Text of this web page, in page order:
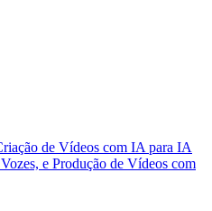
de Vídeos com IA para IA
e Produção de Vídeos com